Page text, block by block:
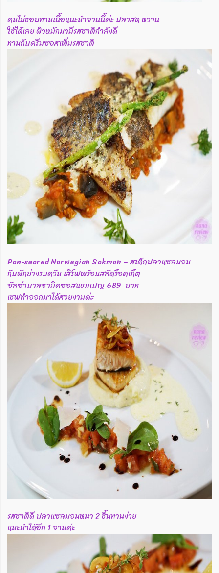
คนไม่ชอบทานเนื้อแนะนำจานนี้ค่ะ ปลาสด หวาน
ใช้ได้เลย ผิวหมักมามีรสชาติกำลังดี
ทานกับครีมซอสเพิ่มรสชาติ
Pan-seared Norwegian Sakmon – สเต็กปลาแซลมอน
กับผักย่างรมควัน เสิร์ฟพร้อมสลัดร็อคเก็ต
ซัลซ่าบาลซามิคซอสแชมเปญ 689 บาท
เชฟทำออกมาได้สวยงามค่ะ
รสชาติดี ปลาแซลมอนหนา 2 ชิ้นทานง่าย
แนะนำได้อีก 1 จานค่ะ